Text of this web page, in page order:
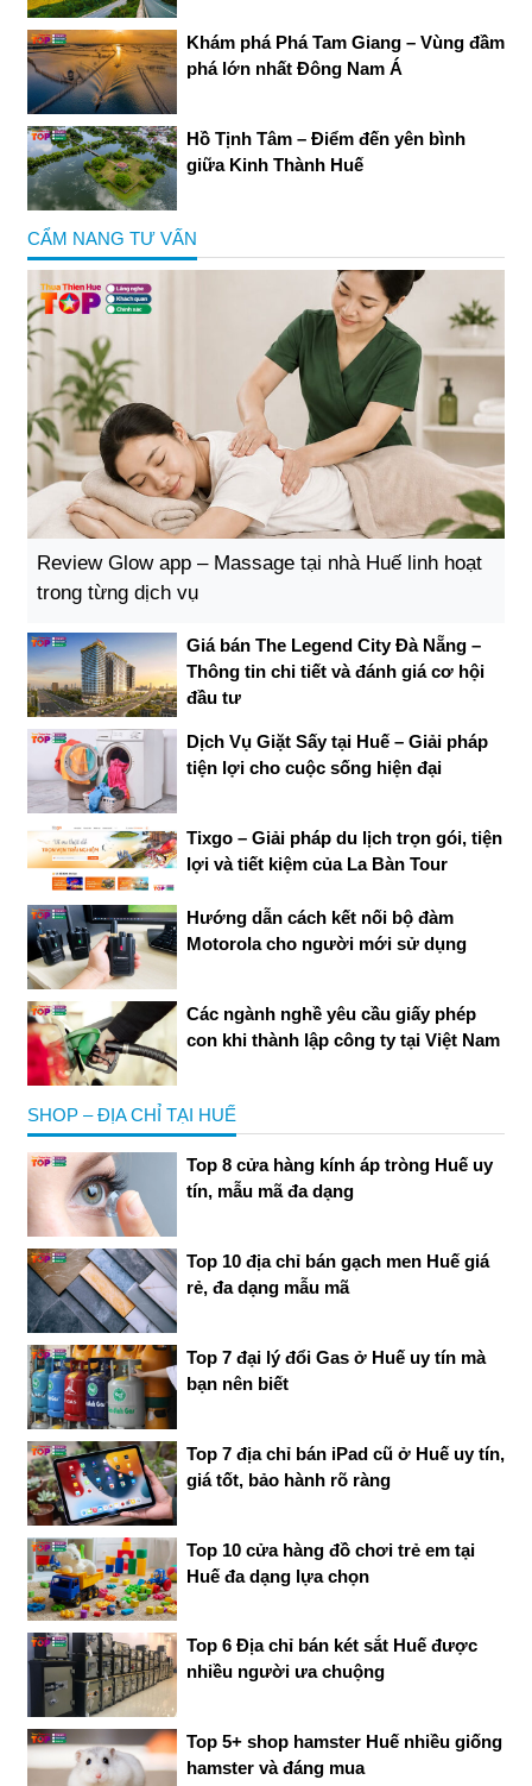
Khám phá Phá Tam Giang – Vùng đầm
phá lớn nhất Đông Nam Á
Hồ Tịnh Tâm – Điểm đến yên bình
giữa Kinh Thành Huế
CẨM NANG TƯ VẤN
Review Glow app – Massage tại nhà Huế linh hoạt
trong từng dịch vụ
Giá bán The Legend City Đà Nẵng –
Thông tin chi tiết và đánh giá cơ hội
đầu tư
Dịch Vụ Giặt Sấy tại Huế – Giải pháp
tiện lợi cho cuộc sống hiện đại
Tixgo – Giải pháp du lịch trọn gói, tiện
lợi và tiết kiệm của La Bàn Tour
Hướng dẫn cách kết nối bộ đàm
Motorola cho người mới sử dụng
Các ngành nghề yêu cầu giấy phép
con khi thành lập công ty tại Việt Nam
SHOP – ĐỊA CHỈ TẠI HUẾ
Top 8 cửa hàng kính áp tròng Huế uy
tín, mẫu mã đa dạng
Top 10 địa chỉ bán gạch men Huế giá
rẻ, đa dạng mẫu mã
Top 7 đại lý đổi Gas ở Huế uy tín mà
bạn nên biết
Top 7 địa chỉ bán iPad cũ ở Huế uy tín,
giá tốt, bảo hành rõ ràng
Top 10 cửa hàng đồ chơi trẻ em tại
Huế đa dạng lựa chọn
Top 6 Địa chỉ bán két sắt Huế được
nhiều người ưa chuộng
Top 5+ shop hamster Huế nhiều giống
hamster và đáng mua